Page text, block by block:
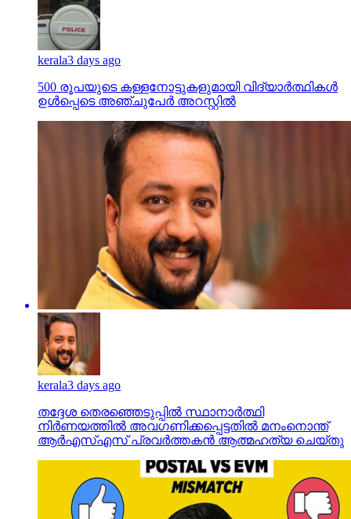
kerala3 days ago
500 രൂപയുടെ കള്ളനോട്ടുകളുമായി വിദ്യാര്‍ത്ഥികള്‍
ഉള്‍പ്പെടെ അഞ്ചുപേര്‍ അറസ്റ്റില്‍
kerala3 days ago
തദ്ദേശ തെരഞ്ഞെടുപ്പില്‍ സ്ഥാനാര്‍ത്ഥി
നിര്‍ണയത്തില്‍ അവഗണിക്കപ്പെട്ടതില്‍ മനംനൊന്ത്
ആര്‍എസ്എസ് പ്രവര്‍ത്തകന്‍ ആത്മഹത്യ ചെയ്തു